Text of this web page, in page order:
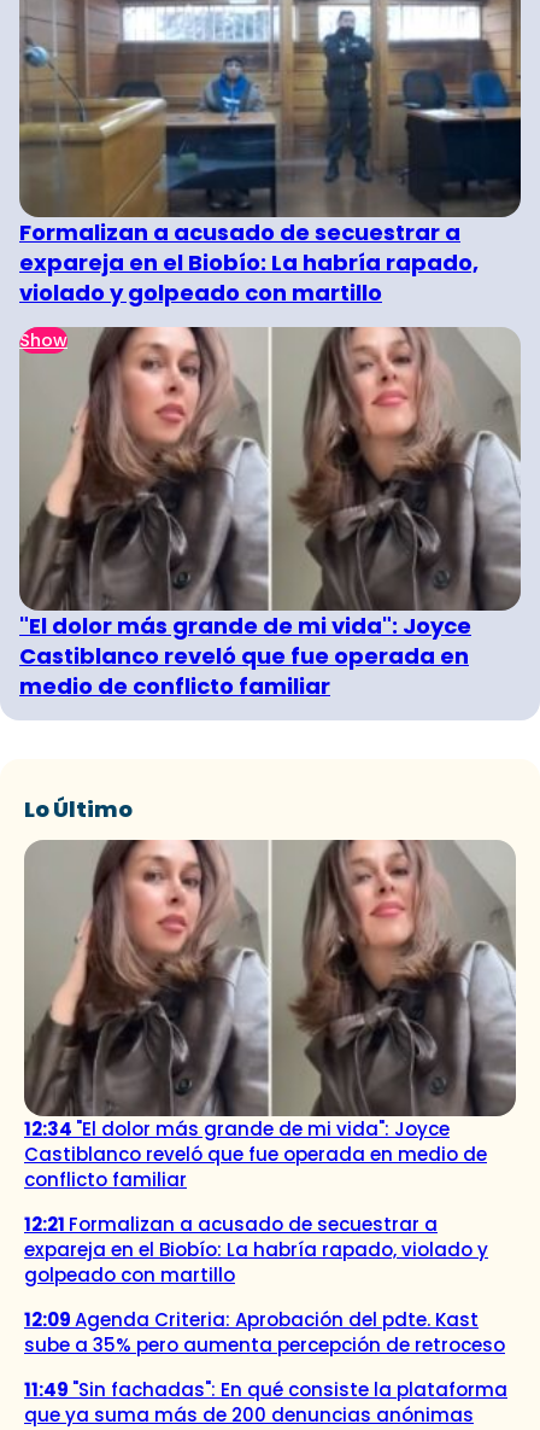
Formalizan a acusado de secuestrar a
expareja en el Biobío: La habría rapado,
violado y golpeado con martillo
Show
"El dolor más grande de mi vida": Joyce
Castiblanco reveló que fue operada en
medio de conflicto familiar
Lo Último
12:34 "El dolor más grande de mi vida": Joyce
Castiblanco reveló que fue operada en medio de
conflicto familiar
12:21 Formalizan a acusado de secuestrar a
expareja en el Biobío: La habría rapado, violado y
golpeado con martillo
12:09Agenda Criteria: Aprobación del pdte. Kast
sube a 35% pero aumenta percepción de retroceso
11:49 "Sin fachadas": En qué consiste la plataforma
que ya suma más de 200 denuncias anónimas